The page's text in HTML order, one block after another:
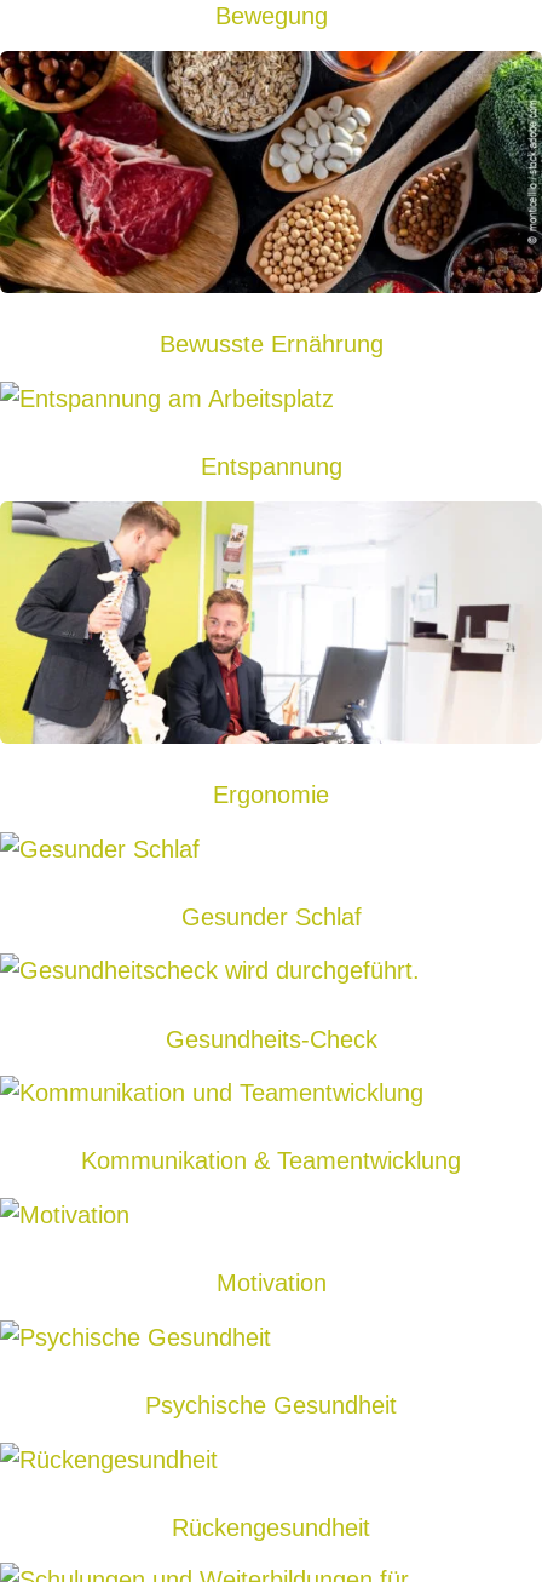
Bewegung
Bewusste Ernährung
Entspannung
Ergonomie
Gesunder Schlaf
Gesundheits-Check
Kommunikation & Team­entwicklung
Motivation
Psychische Gesundheit
Rückengesundheit